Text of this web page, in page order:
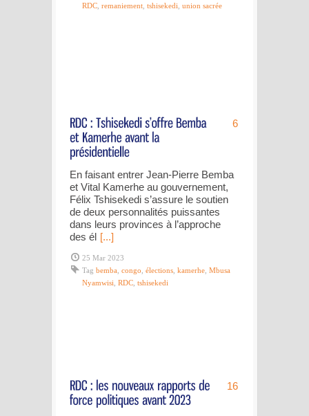
RDC remaniement tshisekedi union sacrée
6
En faisant entrer Jean-Pierre Bemba
et Vital Kamerhe au gouvernement,
Félix Tshisekedi s’assure le soutien
de deux personnalités puissantes
dans leurs provinces à l’approche
des él [...]
25 Mar 2023
Tag bemba, congo, élections, kamerhe, Mbusa
Nyamwisi, RDC, tshisekedi
16